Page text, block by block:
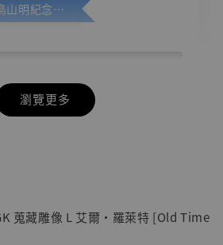
加購優惠【悟空 鳥山明紀念款 [奇蹟工作室]】
瀏覽更多
蒐藏雕像 L 艾爾·羅萊特 [Old Time